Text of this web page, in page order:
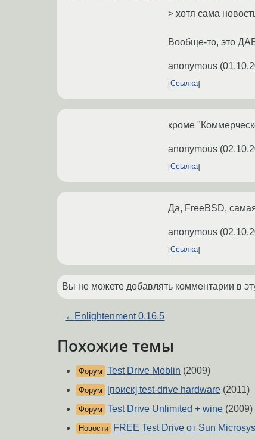
> хотя сама
Вообще-то, это
anonymous (
Ссылка
кроме
anonymous (
Ссылка
Да, FreeBSD,
anonymous (
Ссылка
Вы не можете добавлять комментарии в
← Enlightenment 0.16.5
Похожие темы
Форум Test Drive Moblin (2009)
Форум [поиск] test-drive hardware (2011)
Форум Test Drive Unlimited + wine (2009)
Новости FREE Test Drive от Sun